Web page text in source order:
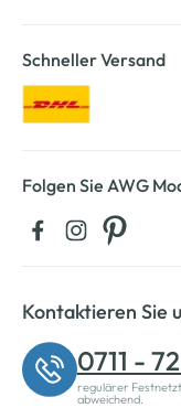
Schneller Versand
Folgen Sie AWG
Kontaktieren Sie
0711 -
regulärer
abweichend.